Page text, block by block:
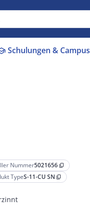
Schulungen & Campus
Nummer5021656 content_copy
TypeS-11-CU SN content_copy